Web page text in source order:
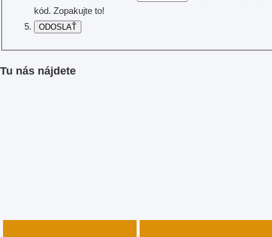
kód. Zopakujte to!
Tu nás nájdete